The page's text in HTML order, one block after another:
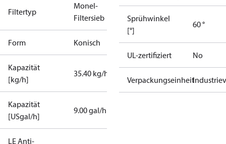
Filtertyp
Monel-
Filtersieb
Form Konisch
Kapazität
[kg/h]
35.40 kg/h
Kapazität
[USgal/h]
9.00 gal/h
LE Anti-
Sprühwinkel
[°]
60 °
UL-zertifiziert No
Verpackungseinheit